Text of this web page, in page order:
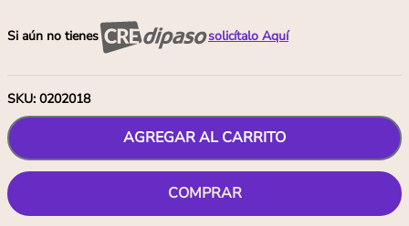
Si aún no tienes solicítalo Aquí
SKU: 0202018
AGREGAR AL CARRITO
COMPRAR